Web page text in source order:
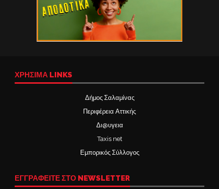
ΧΡΉΣΙΜΑ LINKS
Δήμος Σαλαμίνας
Περιφέρεια Αττικής
Δι@υγεια
Taxis net
Εμπορικός Σύλλογος
ΕΓΓΡΑΦΕΙΤΕ ΣΤΟ NEWSLETTER